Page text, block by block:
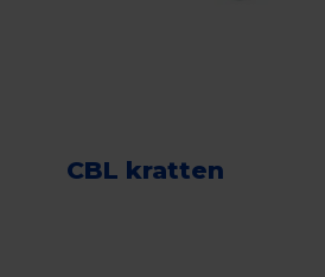
CBL kratten